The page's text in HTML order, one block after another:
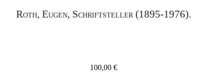
Roth, Eugen, Schriftsteller (1895-1976).
100,00 €